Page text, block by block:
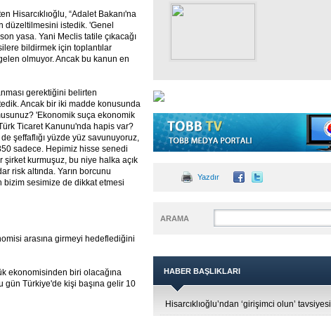
Hisarcıklıoğlu, “Adalet Bakanı'na
düzeltilmesini istedik. 'Genel
yasa. Yani Meclis tatile çıkacağı
bildirmek için toplantılar
olmuyor. Ancak bu kanun en
gerektiğini belirten
Ancak bir iki madde konusunda
'Ekonomik suça ekonomik
Ticaret Kanunu'nda hapis var?
şeffaflığı yüzde yüz savunuyoruz,
sadece. Hepimiz hisse senedi
şirket kurmuşuz, bu niye halka açık
risk altında. Yarın borcunu
sesimize de dikkat etmesi
arasına girmeyi hedeflediğini
ekonomisinden biri olacağına
gün Türkiye'de kişi başına gelir 10
Yazdır
ARAMA
HABER BAŞLIKLARI
Hisarcıklıoğlu’ndan ‘girişimci olun’ tavsiyesi